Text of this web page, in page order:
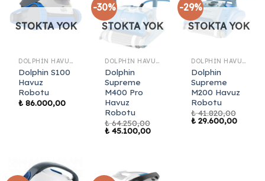
STOKTA YOK
DOLPHIN HAVUZ ROBOTLARI
Dolphin S100
Havuz
Robotu
₺ 86.000,00
-30%
STOKTA YOK
DOLPHIN HAVUZ ROBOTLARI
Dolphin
Supreme
M400 Pro
Havuz
Robotu
₺64.250,00
Orijinal
fiyat:
₺ 45.100,00Şu
-29%
STOKTA YOK
DOLPHIN HAVUZ ROBOTLARI
Dolphin
Supreme
M200 Havuz
Robotu
₺41.820,00
Orijinal
fiyat:
₺ 29.600,00Şu